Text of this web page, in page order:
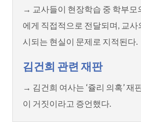
→ 교사들이 현장학습 중 학부모
에게 직접적으로 전달되며, 교사
시되는 현실이 문제로 지적된다.
김건희 관련 재판
→ 김건희 여사는 ‘쥴리 의혹’ 재
이 거짓이라고 증언했다.